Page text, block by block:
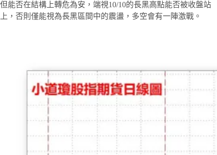
但能否在結構上轉危為安，端視10/10的長黑高點能否被收盤站
上，否則僅能視為長黑區間中的震盪，多空會有一陣激戰。